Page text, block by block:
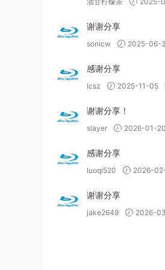
谢谢分享
sonicw 2025-06-
感谢分享
lcsz 2025-11-05
谢谢分享！
slayer 2026-01-20
感谢分享
luoqi520 2026-
谢谢分享
jake2649 2026-